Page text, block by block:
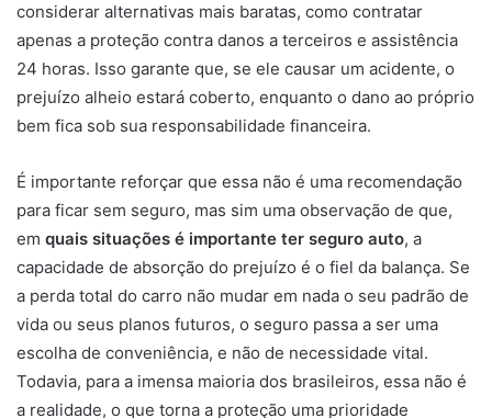
considerar alternativas mais baratas, como contratar
apenas a proteção contra danos a terceiros e assistência
24 horas. Isso garante que, se ele causar um acidente, o
prejuízo alheio estará coberto, enquanto o dano ao próprio
bem fica sob sua responsabilidade financeira.
É importante reforçar que essa não é uma recomendação
para ficar sem seguro, mas sim uma observação de que,
em quais situações é importante ter seguro auto, a
capacidade de absorção do prejuízo é o fiel da balança. Se
a perda total do carro não mudar em nada o seu padrão de
vida ou seus planos futuros, o seguro passa a ser uma
escolha de conveniência, e não de necessidade vital.
Todavia, para a imensa maioria dos brasileiros, essa não é
a realidade, o que torna a proteção uma prioridade